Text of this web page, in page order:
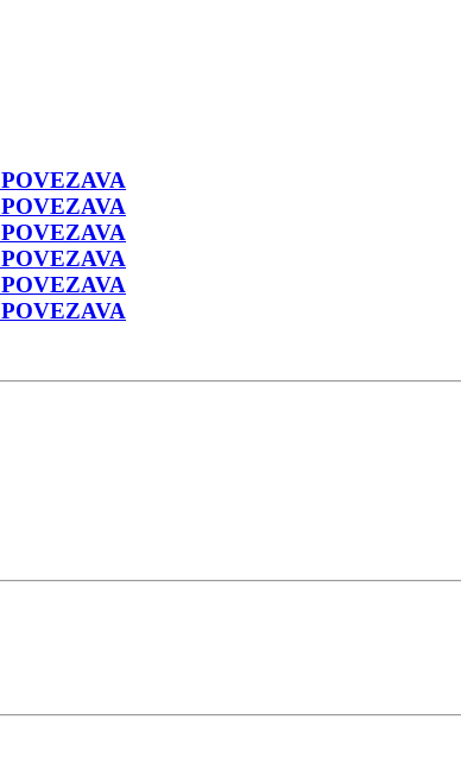
POVEZAVA
POVEZAVA
POVEZAVA
POVEZAVA
POVEZAVA
POVEZAVA